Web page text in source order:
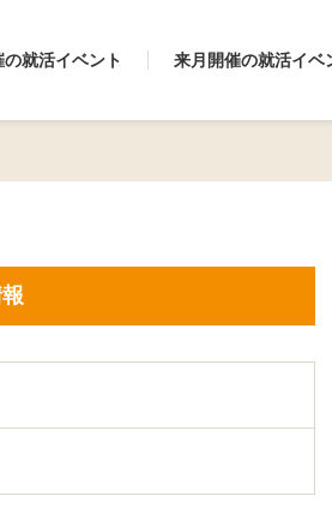
就活イベント 来月開催の就活イベ